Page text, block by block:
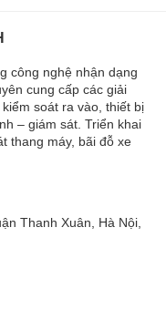
công nghệ nhận dạng
cung cấp các giải
soát ra vào, thiết bị
– giám sát. Triển khai
thang máy, bãi đỗ xe
Thanh Xuân, Hà Nội,